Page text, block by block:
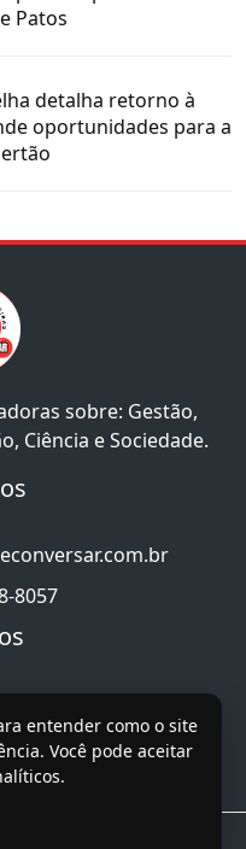
Patos
detalha retorno à
oportunidades para a
sobre: Gestão,
Ciência e Sociedade.
8057
entender como o site
Você pode aceitar